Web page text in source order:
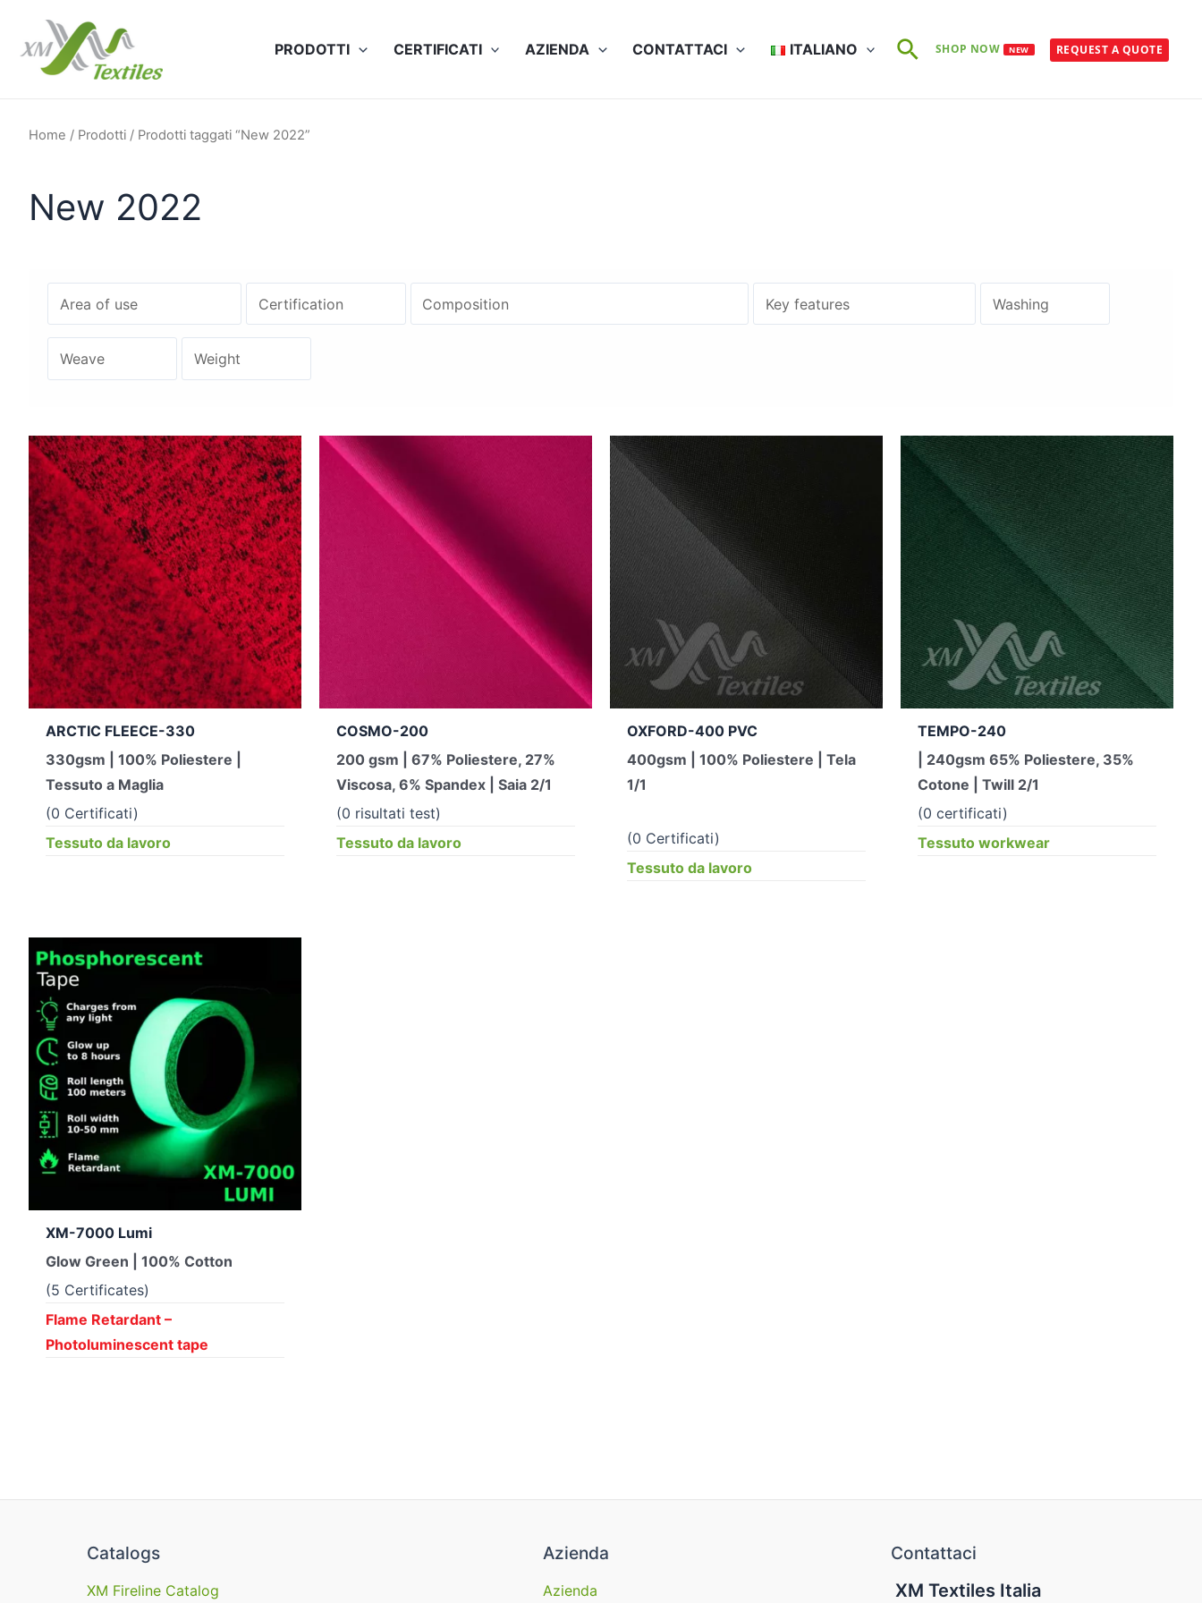
contenuto
PRODOTTI CERTIFICATI AZIENDA СONTATTACI ITALIANO CercaSHOP NOW NEW REQUEST A QUOTE
Home / Prodotti / Prodotti taggati “New 2022”
New 2022
ARCTIC FLEECE-330
330gsm | 100% Poliestere |
Tessuto a Maglia
(0 Certificati)
Tessuto da lavoro
COSMO-200
200 gsm | 67% Poliestere, 27%
Viscosa, 6% Spandex | Saia 2/1
(0 risultati test)
Tessuto da lavoro
OXFORD-400 PVC
400gsm | 100% Poliestere | Tela
1/1
(0 Certificati)
Tessuto da lavoro
TEMPO-240
| 240gsm 65% Poliestere, 35%
Cotone | Twill 2/1
(0 certificati)
Tessuto workwear
XM-7000 Lumi
Glow Green | 100% Cotton
(5 Certificates)
Flame Retardant –
Photoluminescent tape
Catalogs
XM Fireline Catalog
Azienda
Azienda
Contattaci
XM Textiles Italia